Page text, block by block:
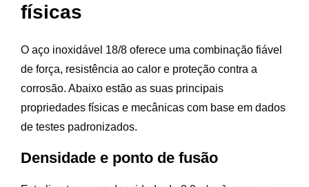
físicas
O aço inoxidável 18/8 oferece uma combinação fiável
de força, resistência ao calor e proteção contra a
corrosão. Abaixo estão as suas principais
propriedades físicas e mecânicas com base em dados
de testes padronizados.
Densidade e ponto de fusão